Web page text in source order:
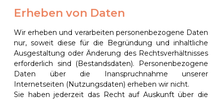
kontakt
anfahrt
Erheben von Daten
Wir erheben und verarbeiten personenbezogene Daten
nur, soweit diese für die Begründung und inhaltliche
Ausgestaltung oder Änderung des Rechtsverhältnisses
erforderlich sind (Bestandsdaten). Personenbezogene
Daten über die Inanspruchnahme unserer
Internetseiten (Nutzungsdaten) erheben wir nicht.
Sie haben jederzeit das Recht auf Auskunft über die